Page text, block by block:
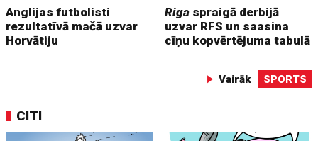
Anglijas futbolisti
rezultatīvā mačā uzvar
Horvātiju
Riga spraigā derbijā
uzvar RFS un saasina
cīņu kopvērtējuma tabulā
Vairāk SPORTS
CITI